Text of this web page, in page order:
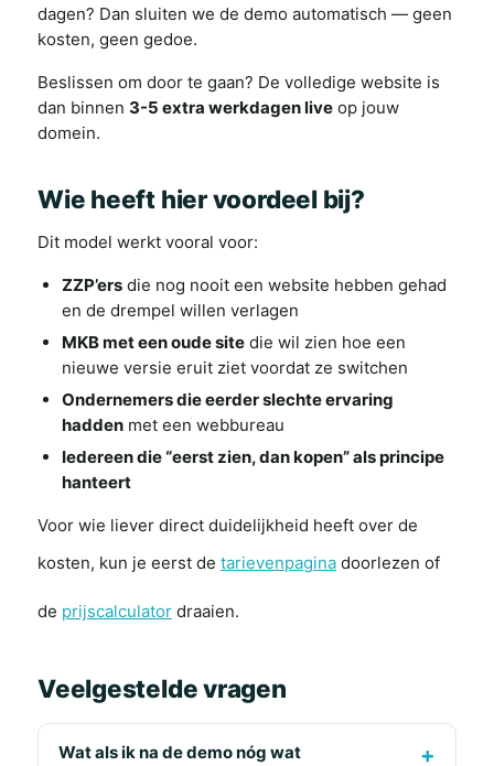
dagen? Dan sluiten we de demo automatisch — geen
kosten, geen gedoe.
Beslissen om door te gaan? De volledige website is
dan binnen 3-5 extra werkdagen live op jouw
domein.
Wie heeft hier voordeel bij?
Dit model werkt vooral voor:
ZZP’ers die nog nooit een website hebben gehad
en de drempel willen verlagen
MKB met een oude site die wil zien hoe een
nieuwe versie eruit ziet voordat ze switchen
Ondernemers die eerder slechte ervaring
hadden met een webbureau
Iedereen die “eerst zien, dan kopen” als principe
hanteert
Voor wie liever direct duidelijkheid heeft over de
kosten, kun je eerst de tarievenpagina doorlezen of
de prijscalculator draaien.
Veelgestelde vragen
Wat als ik na de demo nóg wat